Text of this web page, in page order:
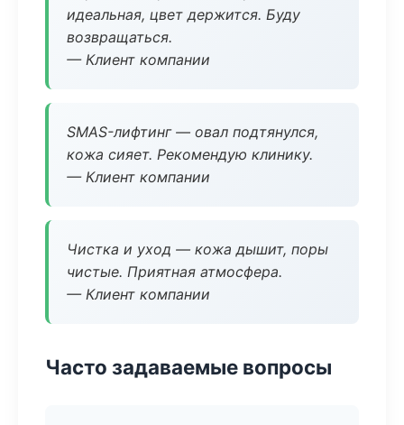
идеальная, цвет держится. Буду
возвращаться.
— Клиент компании
SMAS-лифтинг — овал подтянулся,
кожа сияет. Рекомендую клинику.
— Клиент компании
Чистка и уход — кожа дышит, поры
чистые. Приятная атмосфера.
— Клиент компании
Часто задаваемые вопросы